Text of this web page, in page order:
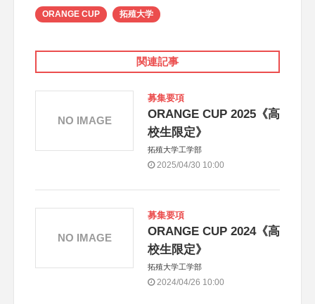
ORANGE CUP 拓殖大学
関連記事
募集要項
ORANGE CUP 2025《高
校生限定》
拓殖大学工学部
2025/04/30 10:00
NO IMAGE
募集要項
ORANGE CUP 2024《高
校生限定》
拓殖大学工学部
2024/04/26 10:00
NO IMAGE